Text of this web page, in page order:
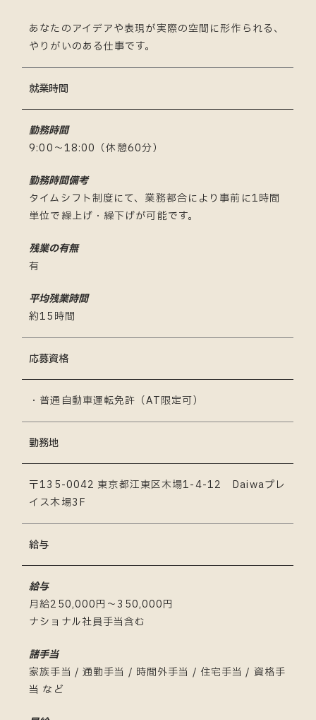
あなたのアイデアや表現が実際の空間に形作られる、
やりがいのある仕事です。
就業時間
勤務時間
9:00～18:00（休憩60分）
勤務時間備考
タイムシフト制度にて、業務都合により事前に1時間
単位で繰上げ・繰下げが可能です。
残業の有無
有
平均残業時間
約15時間
応募資格
・普通自動車運転免許（AT限定可）
勤務地
〒135-0042 東京都江東区木場1-4-12 Daiwaプレ
イス木場3F
給与
給与
月給250,000円〜350,000円
ナショナル社員手当含む
諸手当
家族手当 / 通勤手当 / 時間外手当 / 住宅手当 / 資格手
当 など